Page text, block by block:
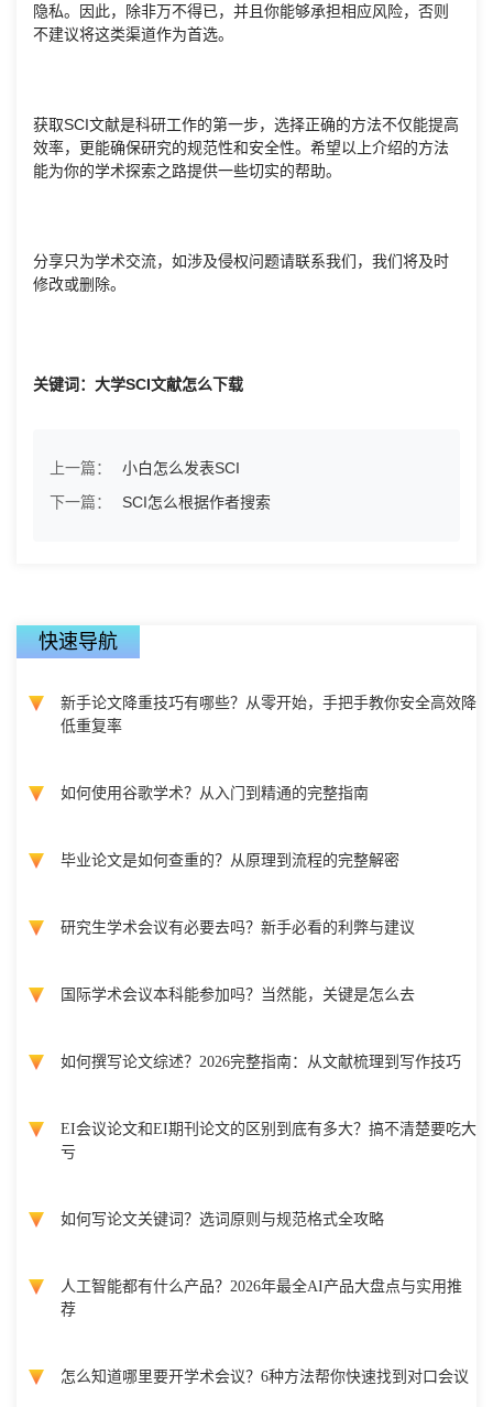
隐私。因此，除非万不得已，并且你能够承担相应风险，否则
不建议将这类渠道作为首选。
获取SCI文献是科研工作的第一步，选择正确的方法不仅能提高
效率，更能确保研究的规范性和安全性。希望以上介绍的方法
能为你的学术探索之路提供一些切实的帮助。
分享只为学术交流，如涉及侵权问题请联系我们，我们将及时
修改或删除。
关键词：大学SCI文献怎么下载
上一篇：
小白怎么发表SCI
下一篇：
SCI怎么根据作者搜索
快速导航
新手论文降重技巧有哪些？从零开始，手把手教你安全高效降
低重复率
如何使用谷歌学术？从入门到精通的完整指南
毕业论文是如何查重的？从原理到流程的完整解密
研究生学术会议有必要去吗？新手必看的利弊与建议
国际学术会议本科能参加吗？当然能，关键是怎么去
如何撰写论文综述？2026完整指南：从文献梳理到写作技巧
EI会议论文和EI期刊论文的区别到底有多大？搞不清楚要吃大
亏
如何写论文关键词？选词原则与规范格式全攻略
人工智能都有什么产品？2026年最全AI产品大盘点与实用推
荐
怎么知道哪里要开学术会议？6种方法帮你快速找到对口会议